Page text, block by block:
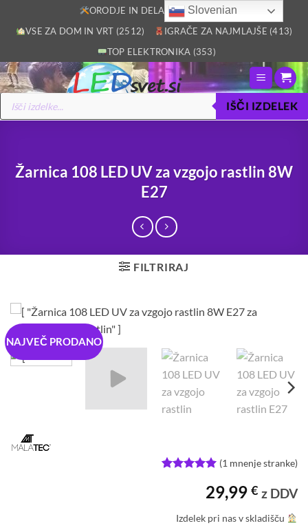
ORODJE IN DELAVNICA (2805)
VSE ZA DOM IN VRT (2512)
IGRAČE ZA NAJMLAJŠE (413)
TOP ELEKTRONIKA (353)
Products
search
IŠČI IZDELEK
Žarnica 108 LED UV za vzgojo rastlin 8W
E27
FILTRIRAJ
NAJVEČ PRODANO
od 5 na
stranke
(1 mnenje stranke)
29,99 € z DDV
Izdelek pri nas v skladišču
Slovenian